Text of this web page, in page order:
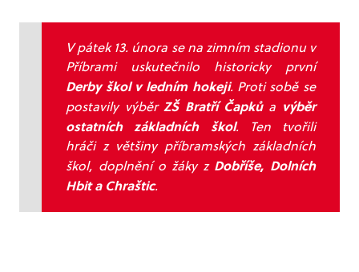
V pátek 13. února se na zimním stadionu v
Příbrami uskutečnilo historicky první
Derby škol v ledním hokeji. Proti sobě se
postavily výběrZŠ Bratří Čapkůa výběr
ostatních základních škol. Ten tvořili
hráči z většiny příbramských základních
škol, doplnění o žáky z Dobříše, Dolních
Hbit a Chraštic.